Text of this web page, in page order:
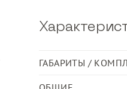
ГАБАРИТЫ /
Размер